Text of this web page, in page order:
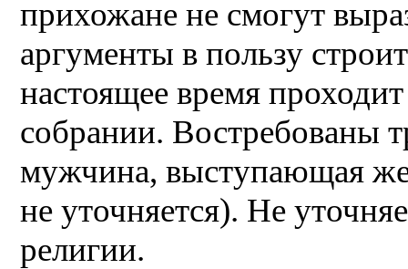
прихожане не смогут
аргументы в пользу
настоящее время
собрании. Востребованы
мужчина, выступающая
не уточняется). Не
религии.